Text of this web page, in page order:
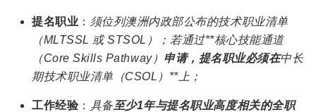
提名职业 ： 须位列澳洲内政部公布的技术职业清单
（MLTSSL 或 STSOL）；若通过**核心技能通道
（Core Skills Pathway） 申请，提名职业必须在中长
期技术职业清单（CSOL）**上；
工作经验 ： 具备至少1年与提名职业高度相关的全职